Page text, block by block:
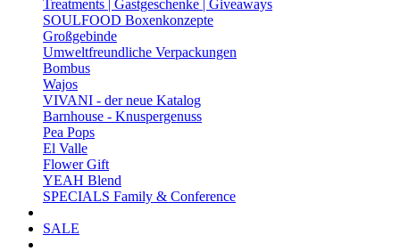
Treatments | Gastgeschenke | Giveaways
SOULFOOD Boxenkonzepte
Großgebinde
Umweltfreundliche Verpackungen
Bombus
Wajos
VIVANI - der neue Katalog
Barnhouse - Knuspergenuss
Pea Pops
El Valle
Flower Gift
YEAH Blend
SPECIALS Family & Conference
SALE